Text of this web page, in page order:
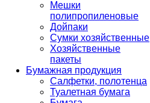
Мешки
полипропиленовые
Дойпаки
Сумки хозяйственные
Хозяйственные
пакеты
Бумажная продукция
Салфетки, полотенца
Туалетная бумага